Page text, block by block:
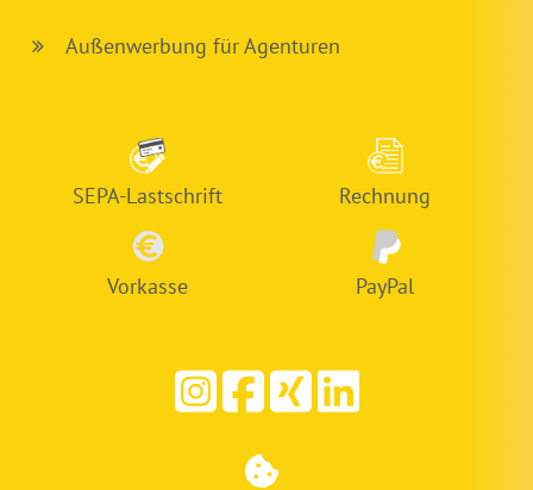
Außenwerbung für Agenturen
SEPA-Lastschrift Rechnung
Vorkasse PayPal